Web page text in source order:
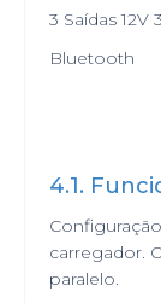
3 Saídas 12V
Bluetooth
4.1.
carregador.
paralelo.